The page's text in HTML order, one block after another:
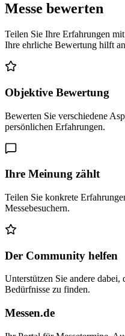
Messe bewerten
Teilen Sie Ihre Erfahrungen
Ihre ehrliche Bewertung hilft
Objektive Bewertung
Bewerten Sie verschiedene
persönlichen Erfahrungen.
Ihre Meinung zählt
Teilen Sie konkrete
Messebesuchern.
Der Community helfen
Unterstützen Sie andere dabei,
Bedürfnisse zu finden.
Messen.de